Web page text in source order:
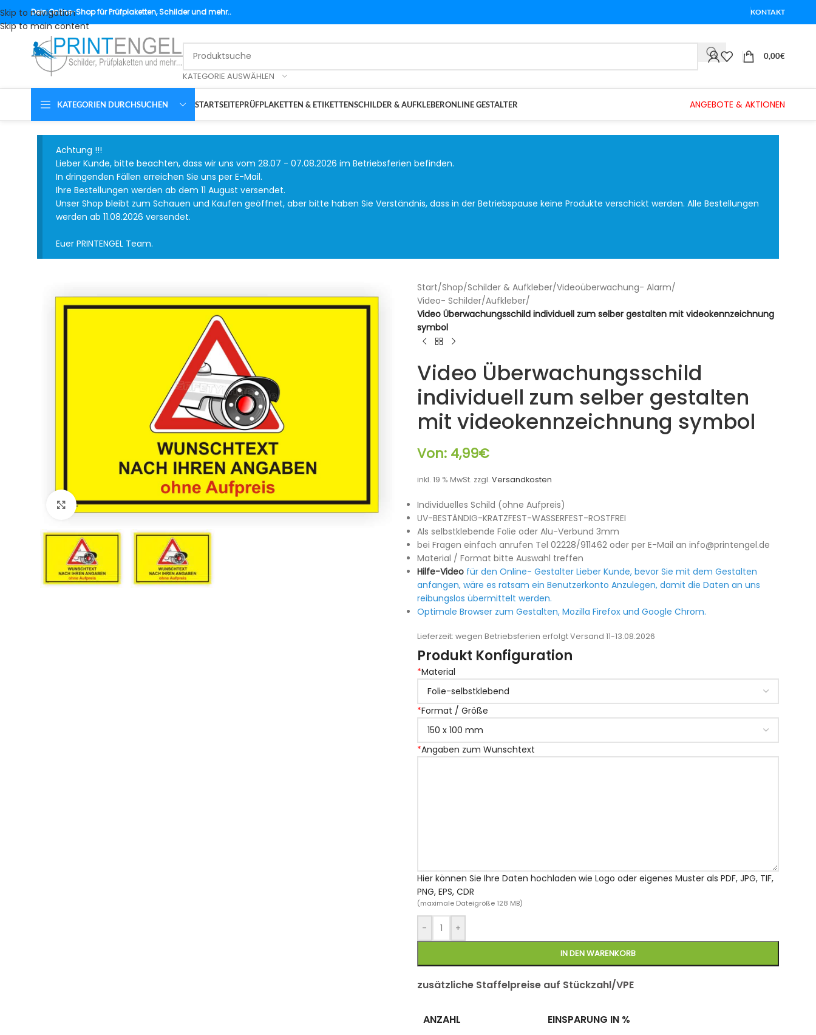
Skip to navigation
Skip to main content
DeinOnline-Shop für Prüfplaketten, Schilder und mehr.. KONTAKT
KATEGORIE AUSWÄHLEN
0,00€
KATEGORIEN DURCHSUCHEN STARTSEITEPRÜFPLAKETTEN & ETIKETTENSCHILDER & AUFKLEBERONLINE GESTALTER ANGEBOTE & AKTIONEN
Achtung !!!
Lieber Kunde, bitte beachten, dass wir uns vom 28.07 - 07.08.2026 im Betriebsferien befinden.
In dringenden Fällen erreichen Sie uns per E-Mail.
Ihre Bestellungen werden ab dem 11 August versendet.
Unser Shop bleibt zum Schauen und Kaufen geöffnet, aber bitte haben Sie Verständnis, dass in der Betriebspause keine Produkte verschickt werden. Alle Bestellungen
werden ab 11.08.2026 versendet.
Euer PRINTENGEL Team.
Klicken zum Vergrößern
Start/Shop/Schilder & Aufkleber/Videoüberwachung- Alarm/
Video- Schilder/Aufkleber/
Video Überwachungsschild individuell zum selber gestalten mit videokennzeichnung
symbol
Video Überwachungsschild
individuell zum selber gestalten
mit videokennzeichnung symbol
Von: 4,99€
inkl. 19 % MwSt. zzgl. Versandkosten
Individuelles Schild (ohne Aufpreis)
UV-BESTÄNDIG-KRATZFEST-WASSERFEST-ROSTFREI
Als selbstklebende Folie oder Alu-Verbund 3mm
bei Fragen einfach anrufen Tel 02228/911462 oder per E-Mail an info@printengel.de
Material / Format bitte Auswahl treffen
Hilfe-Videofür den Online- Gestalter Lieber Kunde, bevor Sie mit dem Gestalten
anfangen, wäre es ratsam ein Benutzerkonto Anzulegen, damit die Daten an uns
reibungslos übermittelt werden.
Optimale Browser zum Gestalten, Mozilla Firefox und Google Chrom.
Lieferzeit: wegen Betriebsferien erfolgt Versand 11-13.08.2026
Produkt Konfiguration
*Material
*Format / Größe
*Angaben zum Wunschtext
Hier können Sie Ihre Daten hochladen wie Logo oder eigenes Muster als PDF, JPG, TIF,
PNG, EPS, CDR
(maximale Dateigröße 128 MB)
- +
IN DEN WARENKORB
zusätzliche Staffelpreise auf Stückzahl/VPE
ANZAHL EINSPARUNG IN %